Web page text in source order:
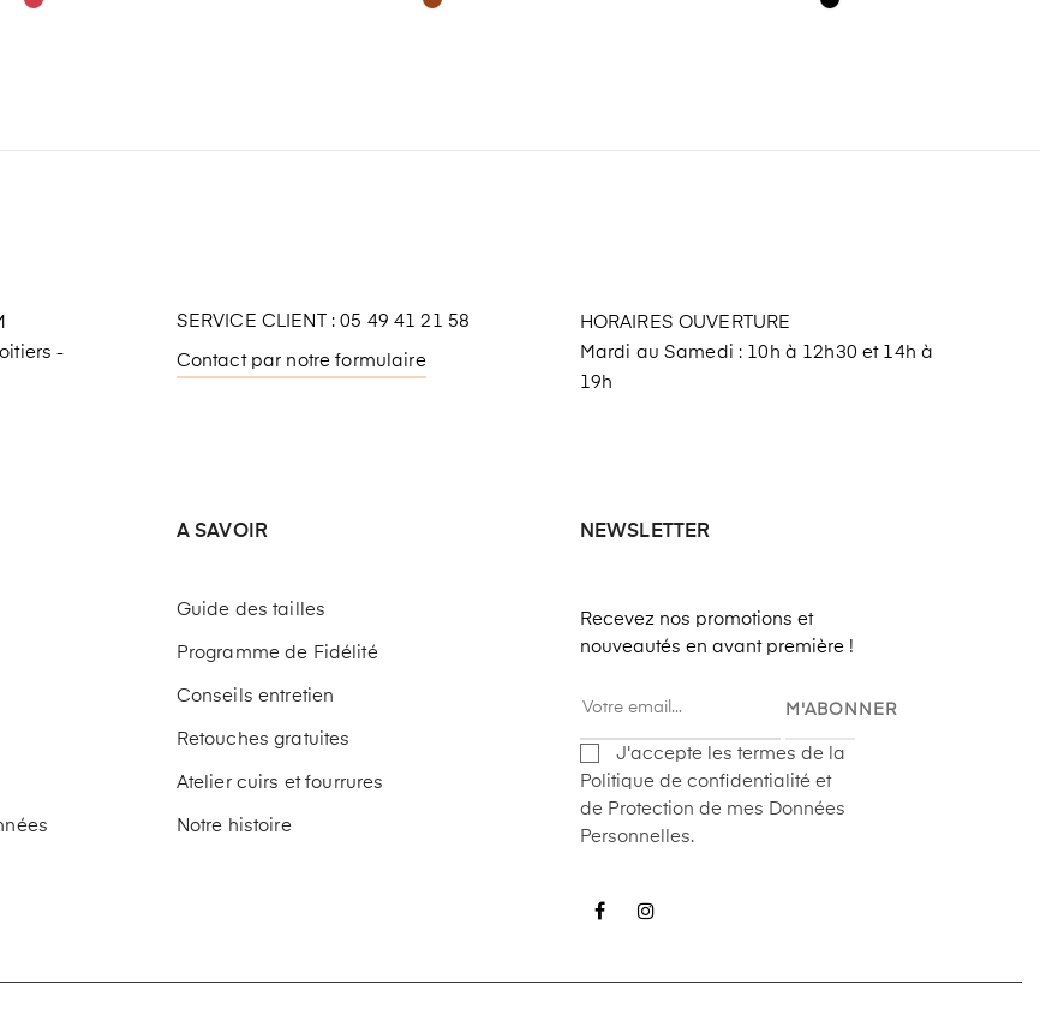
-
SERVICE CLIENT : 05 49 41 21 58
Contact par notre formulaire
HORAIRES OUVERTURE
Mardi au Samedi : 10h à 12h30 et 14h à
19h
A SAVOIR
Guide des tailles
Programme de Fidélité
Conseils entretien
Retouches gratuites
Atelier cuirs et fourrures
Notre histoire
NEWSLETTER
Recevez nos promotions et
nouveautés en avant première !
M'ABONNER
J'accepte les termes de la
Politique de confidentialité et
de Protection de mes Données
Personnelles.
Facebook